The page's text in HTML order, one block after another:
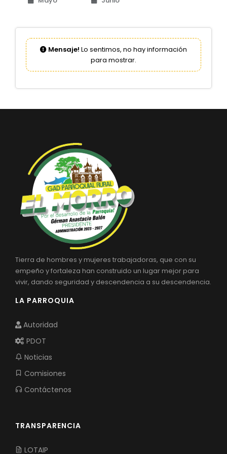
GESTIÓN ADMINISTRATIVA
Plan de desarrollo y Ordenamiento Territorial -
Plan Anual Contratación - PAC
Plan Operativo Anual - POA
Cédulas presupuestarias y balances
Procesos de contratación
Ejecución Presupuestaria
Obras y proyectos
Mensaje! Lo sentimos, no hay información
para mostrar.
Tierra de hombres y mujeres trabajadoras, que con su
empeño y fortaleza han construido un lugar mejor para
vivir, dando seguridad y descendencia a su descendencia.
LA PARROQUIA
Autoridad
PDOT
Noticias
Comisiones
Contáctenos
TRANSPARENCIA
LOTAIP